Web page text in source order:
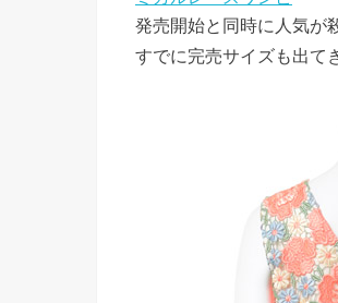
発売開始と同時に人気が
すでに完売サイズも出て